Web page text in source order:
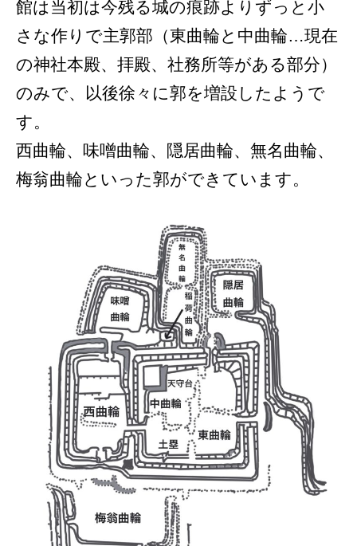
館は当初は今残る城の痕跡よりずっと小
さな作りで主郭部（東曲輪と中曲輪…現在
の神社本殿、拝殿、社務所等がある部分）
のみで、以後徐々に郭を増設したようで
す。
西曲輪、味噌曲輪、隠居曲輪、無名曲輪、
梅翁曲輪といった郭ができています。